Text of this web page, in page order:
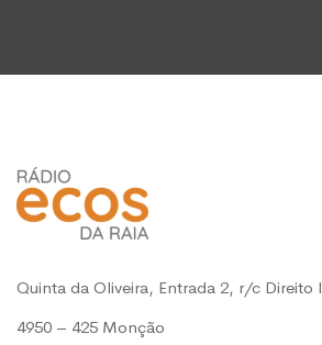
Quinta da Oliveira, Entrada 2, r/c Direito l
4950 – 425 Monção